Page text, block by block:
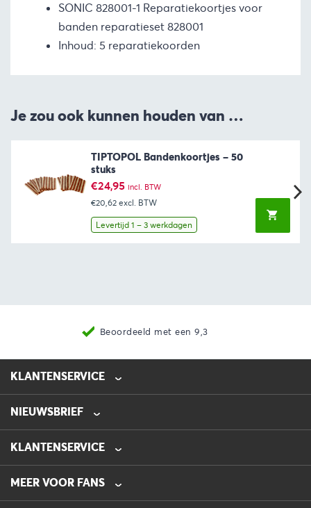
SONIC 828001-1 Reparatiekoortjes voor
banden reparatieset 828001
Inhoud: 5 reparatiekoorden
Je zou ook kunnen houden van …
TIPTOPOL Bandenkoortjes – 50
stuks
€24,95 incl. BTW
€20,62 excl. BTW
Levertijd 1 – 3 werkdagen
Beoordeeld met een 9,3
KLANTENSERVICE
0475-218632
info@automotive-line.nl
NIEUWSBRIEF
KLANTENSERVICE
Bestellen
Betalen
Verzenden
MEER VOOR FANS
Veelgestelde vragen – FAQ